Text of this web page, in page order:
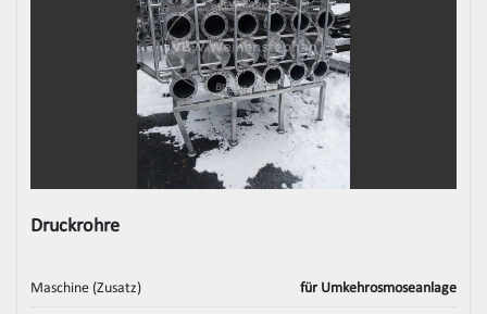
Druckrohre
Maschine (Zusatz) für Umkehrosmoseanlage